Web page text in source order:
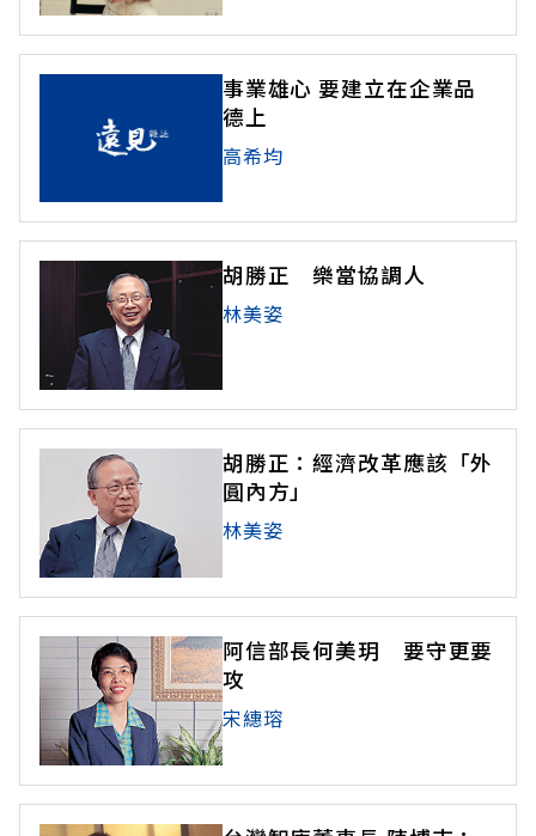
事業雄心 要建立在企業品
德上
高希均
胡勝正 樂當協調人
林美姿
胡勝正：經濟改革應該「外
圓內方」
林美姿
阿信部長何美玥 要守更要
攻
宋繐瑢